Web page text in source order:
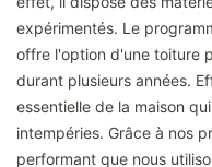
expérimentés. Le
offre l'option d'une toiture
durant plusieurs années.
essentielle de la maison
intempéries. Grâce à nos
performant que nous